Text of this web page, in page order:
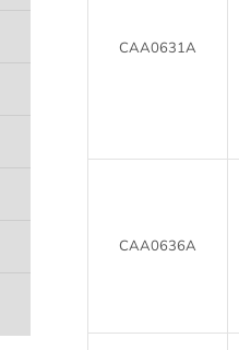
CAA0631A
CAA0636A